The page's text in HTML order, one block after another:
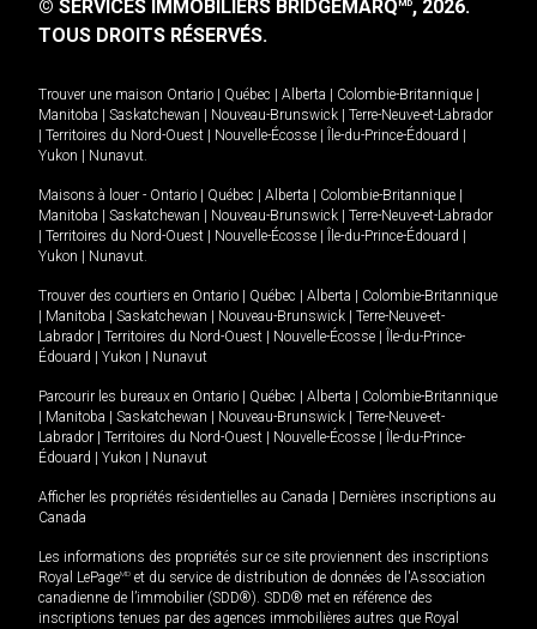
© SERVICES IMMOBILIERS BRIDGEMARQMD, 2026.
TOUS DROITS RÉSERVÉS.
Trouver une maison Ontario Québec Alberta Colombie-Britannique
Manitoba
Saskatchewan Nouveau-Brunswick
Terre-Neuve-et-Labrador
Territoires du Nord-Ouest Nouvelle-Écosse Île-du-Prince-Édouard
Yukon
Nunavut.
Maisons à louer - Ontario Québec Alberta Colombie-Britannique
Manitoba
Saskatchewan Nouveau-Brunswick
Terre-Neuve-et-Labrador
Territoires du Nord-Ouest Nouvelle-Écosse Île-du-Prince-Édouard
Yukon
Nunavut.
Trouver des courtiers en Ontario Québec Alberta
Colombie-Britannique
Manitoba Saskatchewan Nouveau-Brunswick
Terre-Neuve-et-
Labrador
Territoires du Nord-Ouest Nouvelle-Écosse
Île-du-Prince-
Édouard
Yukon Nunavut
Parcourir les bureaux en Ontario Québec Alberta
Colombie-Britannique
Manitoba Saskatchewan Nouveau-Brunswick
Terre-Neuve-et-
Labrador
Territoires du Nord-Ouest Nouvelle-Écosse
Île-du-Prince-
Édouard
Yukon Nunavut
Afficher les propriétés résidentielles au Canada
Dernières inscriptions au
Canada
Les informations des propriétés sur ce site proviennent des inscriptions
Royal LePageMD et du service de distribution de données de l'Association
canadienne de l’immobilier (SDD®). SDD® met en référence des
inscriptions tenues par des agences immobilières autres que Royal